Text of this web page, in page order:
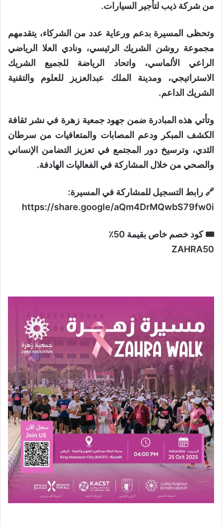
من شركة ذيب لتأجير السيارات.
وتحظى المسيرة بدعم ورعاية عدد من الشركاء، يتقدمهم
مجموعة روشن الشريك الرئيسي، ونادي العلا الرياضي
الراعي الألماسي، واتحاد الرياضة للجميع الشريك
الاستراتيجي، ومدينة الملك عبدالعزيز للعلوم والتقنية
الشريك الداعم.
وتأتي هذه المبادرة ضمن جهود جمعية زهرة في نشر ثقافة
الكشف المبكر ودعم المصابات والمتعافيات من سرطان
الثدي، وترسيخ دور المجتمع في تعزيز التضامن الإنساني
والصحي من خلال المشاركة في الفعاليات الهادفة.
🔗 رابط التسجيل للمشاركة في المسيرة:
https://share.google/aQm4DrMQwbS79fw0i
🎟 كود خصم خاص بقيمة 50٪
ZAHRA50